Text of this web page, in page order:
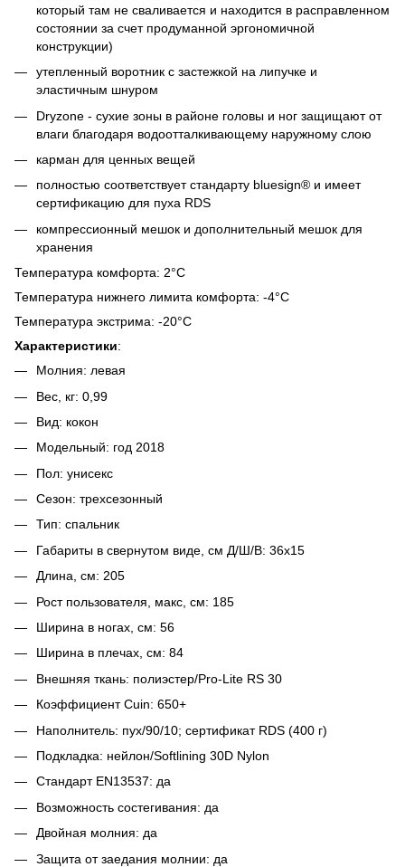
который там не сваливается и находится в расправленном
состоянии за счет продуманной эргономичной
конструкции)
утепленный воротник с застежкой на липучке и
эластичным шнуром
Dryzone - сухие зоны в районе головы и ног защищают от
влаги благодаря водоотталкивающему наружному слою
карман для ценных вещей
полностью соответствует стандарту bluesign® и имеет
сертификацию для пуха RDS
компрессионный мешок и дополнительный мешок для
хранения
Температура комфорта: 2°C
Температура нижнего лимита комфорта: -4°C
Температура экстрима: -20°C
Характеристики:
Молния: левая
Вес, кг: 0,99
Вид: кокон
Модельный: год 2018
Пол: унисекс
Сезон: трехсезонный
Тип: спальник
Габариты в свернутом виде, см Д/Ш/В: 36x15
Длина, см: 205
Рост пользователя, макс, см: 185
Ширина в ногах, см: 56
Ширина в плечах, см: 84
Внешняя ткань: полиэстер/Pro-Lite RS 30
Коэффициент Cuin: 650+
Наполнитель: пух/90/10; сертификат RDS (400 г)
Подкладка: нейлон/Softlining 30D Nylon
Стандарт EN13537: да
Возможность состегивания: да
Двойная молния: да
Защита от заедания молнии: да